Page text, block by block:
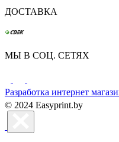
ДОСТАВКА
МЫ В СОЦ. СЕТЯХ
Разработка интернет
© 2024 Easyprint.by